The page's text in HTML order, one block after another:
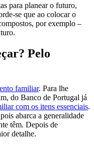
para planear o futuro,
se que ao colocar o
por exemplo –
Pelo
familiar. Para lhe
do Banco de Portugal já
com os itens essenciais.
abarca a generalidade
têm. Depois de
detalhe.